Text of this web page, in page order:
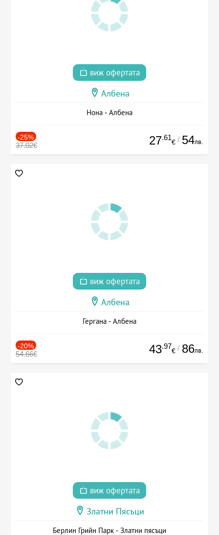
виж офертата
Албена
Нона - Албена
-25%
37.02€ 27.61
€ / 54лв.
виж офертата
Албена
Гергана - Албена
-20%
54.66€ 43.97
€ / 86лв.
виж офертата
Златни Пясъци
Берлин Грийн Парк - Златни пясъци